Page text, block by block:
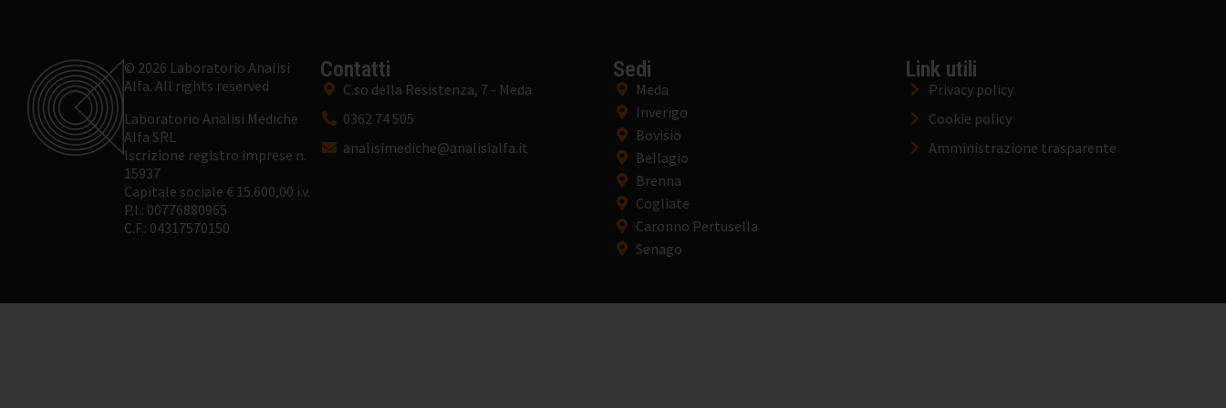
© 2026 Laboratorio Analisi
Alfa. All rights reserved
Laboratorio Analisi Mediche
Alfa SRL
Iscrizione registro imprese n.
15937
Capitale sociale € 15.600,00 i.v.
P.I.: 00776880965
C.F.: 04317570150
Contatti
C.so della Resistenza, 7 - Meda
0362 74 505
analisimediche@analisialfa.it
Sedi
Meda
Inverigo
Bovisio
Bellagio
Brenna
Cogliate
Caronno Pertusella
Senago
Link utili
Privacy policy
Cookie policy
Amministrazione trasparente